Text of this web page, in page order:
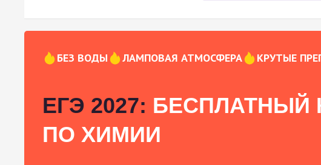
БЕЗ ВОДЫ ЛАМПОВАЯ АТМОСФЕРА КРУТЫЕ
ЕГЭ 2027: БЕСПЛАТНЫЙ
ПО ХИМИИ